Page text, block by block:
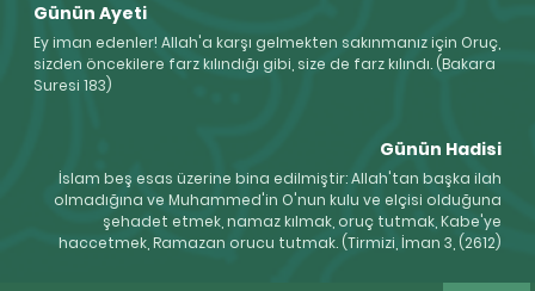
Günün Ayeti
Ey iman edenler! Allah'a karşı gelmekten sakınmanız için Oruç,
sizden öncekilere farz kılındığı gibi, size de farz kılındı. (Bakara
Suresi 183)
Günün Hadisi
İslam beş esas üzerine bina edilmiştir: Allah'tan başka ilah
olmadığına ve Muhammed'in O'nun kulu ve elçisi olduğuna
şehadet etmek, namaz kılmak, oruç tutmak, Kabe'ye
haccetmek, Ramazan orucu tutmak. (Tirmizi, İman 3, (2612)